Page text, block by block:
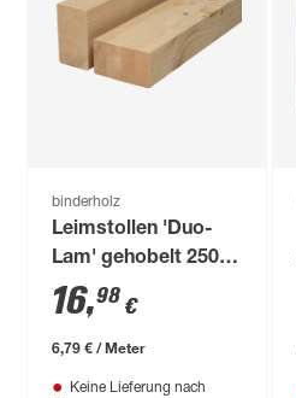
binderholz
Leimstollen 'Duo-
Lam' gehobelt 2500
x 80 x 40 mm
16,98 €
6,79 € / Meter
Keine Lieferung nach